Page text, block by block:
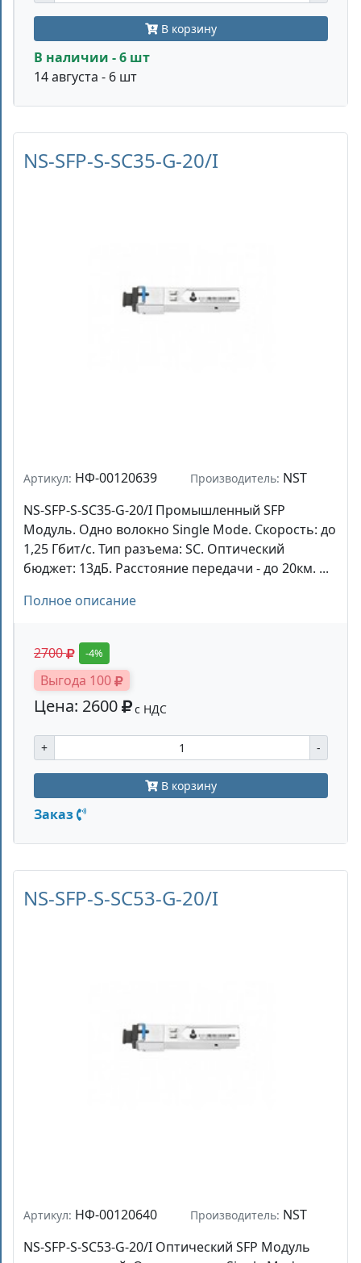
В корзину
В наличии - 6 шт
14 августа - 6 шт
NS-SFP-S-SC35-G-20/I
Артикул: НФ-00120639 Производитель: NST
NS-SFP-S-SC35-G-20/I Промышленный SFP
Модуль. Одно волокно Single Mode. Скорость: до
1,25 Гбит/c. Тип разъема: SC. Оптический
бюджет: 13дБ. Расстояние передачи - до 20км. ...
Полное описание
2700 -4%
Выгода 100
Цена: 2600 с НДС
+ -
В корзину
Заказ
NS-SFP-S-SC53-G-20/I
Артикул: НФ-00120640 Производитель: NST
NS-SFP-S-SC53-G-20/I Оптический SFP Модуль